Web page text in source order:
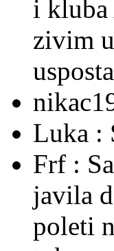
i kluba
zivim
Luka :
Frf :
javila
poleti